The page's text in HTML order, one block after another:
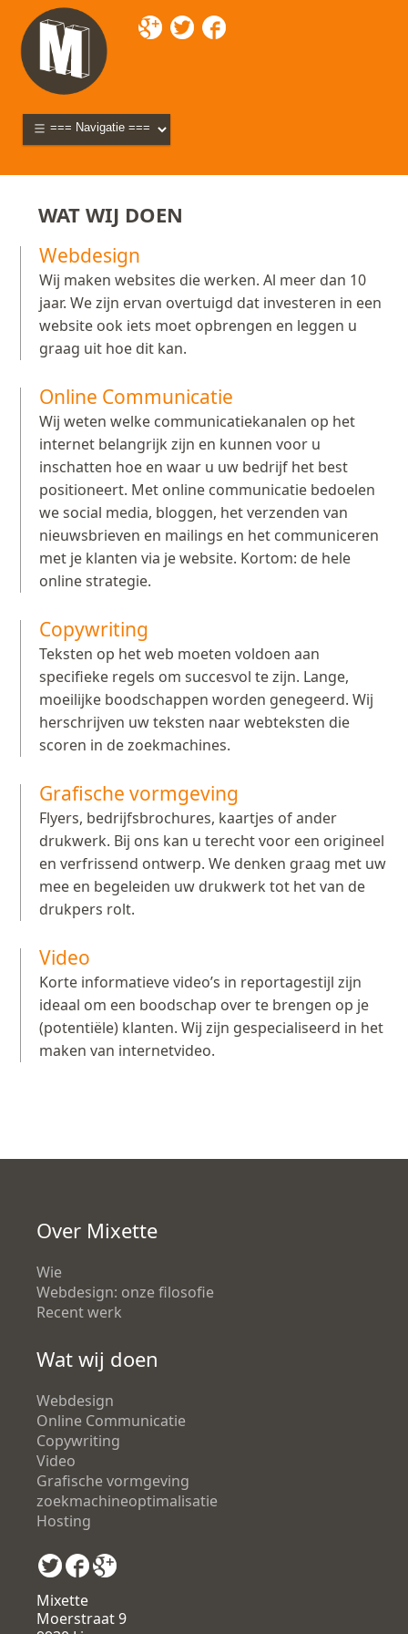
WAT WIJ DOEN
Webdesign
Wij maken websites die werken. Al meer dan 10
jaar. We zijn ervan overtuigd dat investeren in een
website ook iets moet opbrengen en leggen u
graag uit hoe dit kan.
Online Communicatie
Wij weten welke communicatiekanalen op het
internet belangrijk zijn en kunnen voor u
inschatten hoe en waar u uw bedrijf het best
positioneert. Met online communicatie bedoelen
we social media, bloggen, het verzenden van
nieuwsbrieven en mailings en het communiceren
met je klanten via je website. Kortom: de hele
online strategie.
Copywriting
Teksten op het web moeten voldoen aan
specifieke regels om succesvol te zijn. Lange,
moeilijke boodschappen worden genegeerd. Wij
herschrijven uw teksten naar webteksten die
scoren in de zoekmachines.
Grafische vormgeving
Flyers, bedrijfsbrochures, kaartjes of ander
drukwerk. Bij ons kan u terecht voor een origineel
en verfrissend ontwerp. We denken graag met uw
mee en begeleiden uw drukwerk tot het van de
drukpers rolt.
Video
Korte informatieve video’s in reportagestijl zijn
ideaal om een boodschap over te brengen op je
(potentiële) klanten. Wij zijn gespecialiseerd in het
maken van internetvideo.
Over Mixette
Wie
Webdesign: onze filosofie
Recent werk
Wat wij doen
Webdesign
Online Communicatie
Copywriting
Video
Grafische vormgeving
zoekmachineoptimalisatie
Hosting
Mixette
Moerstraat 9